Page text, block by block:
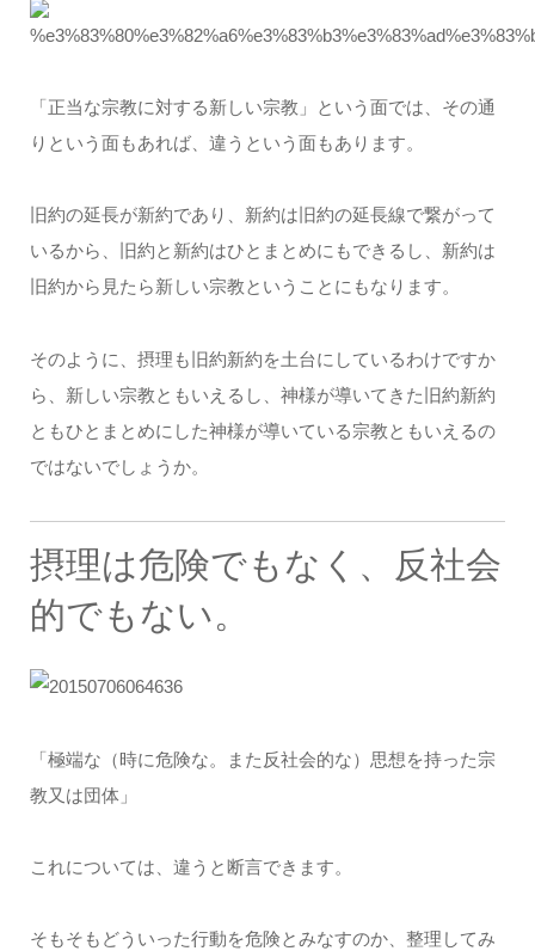
「正当な宗教に対する新しい宗教」という面では、その通
りという面もあれば、違うという面もあります。
旧約の延長が新約であり、新約は旧約の延長線で繋がって
いるから、旧約と新約はひとまとめにもできるし、新約は
旧約から見たら新しい宗教ということにもなります。
そのように、摂理も旧約新約を土台にしているわけですか
ら、新しい宗教ともいえるし、神様が導いてきた旧約新約
ともひとまとめにした神様が導いている宗教ともいえるの
ではないでしょうか。
摂理は危険でもなく、反社会
的でもない。
「極端な（時に危険な。また反社会的な）思想を持った宗
教又は団体」
これについては、違うと断言できます。
そもそもどういった行動を危険とみなすのか、整理してみ